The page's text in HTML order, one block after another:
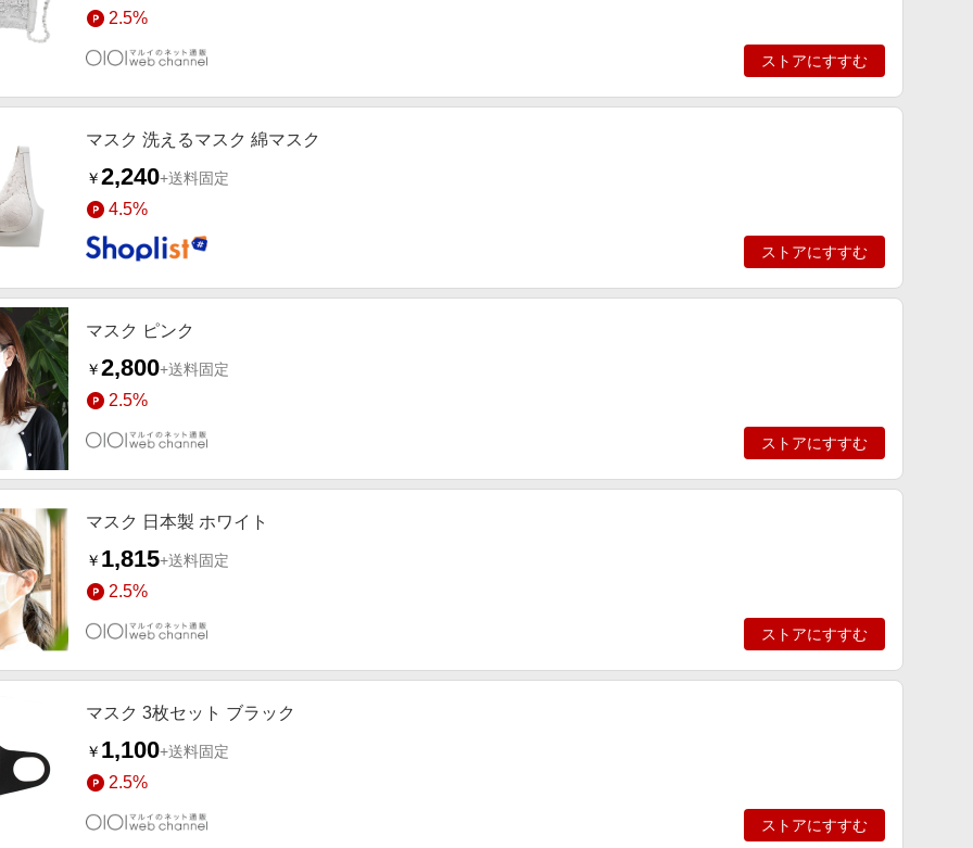
2.5%
ストアにすすむ
マスク 洗えるマスク 綿マスク
￥2,240+送料固定
4.5%
ストアにすすむ
マスク ピンク
￥2,800+送料固定
2.5%
ストアにすすむ
マスク 日本製 ホワイト
￥ 1,815+送料固定
2.5%
ストアにすすむ
マスク 3枚セット ブラック
￥ 1,100+送料固定
2.5%
ストアにすすむ